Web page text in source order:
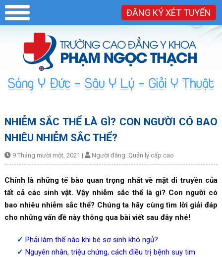
ĐĂNG KÝ XÉT TUYỂN
NHIỄM SẮC THỂ LÀ GÌ? CON NGƯỜI CÓ BAO
NHIÊU NHIỄM SẮC THỂ?
9 Tháng mười một, 2021 | Người đăng: Quản lý cấp cao
Chính là những tế bào quan trọng nhất về mặt di truyền của
tất cả các sinh vật. Vậy nhiễm sắc thể là gì? Con người có
bao nhiêu nhiễm sắc thể? Chúng ta hãy cùng tìm lời giải đáp
cho những vấn đề này thông qua bài viết sau đây nhé!
Phải làm thế nào khi bé sơ sinh khó ngủ?
Nguyên nhân, triệu chứng, cách điều trị bệnh suy tim